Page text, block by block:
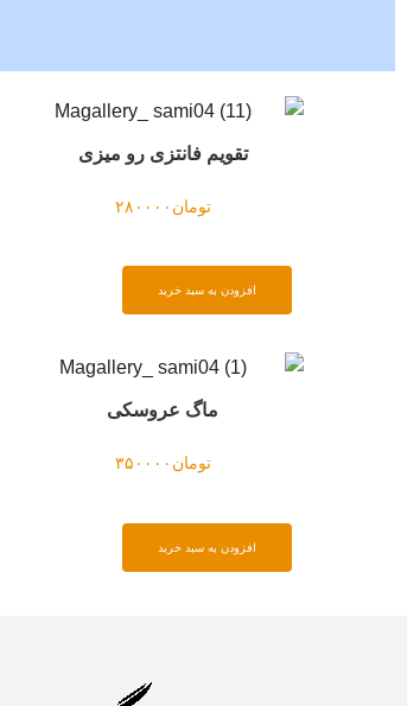
تقویم فانتزی رو میزی
تومان ۲۸۰۰۰۰
افزودن به سبد خرید
ماگ عروسکی
تومان ۳۵۰۰۰۰
افزودن به سبد خرید